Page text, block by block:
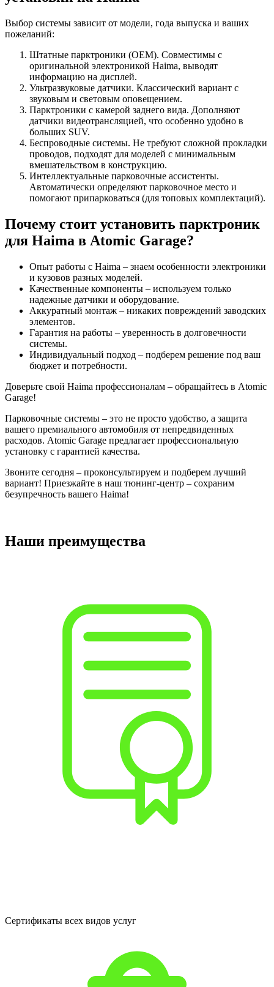
Выбор системы зависит от модели, года выпуска и ваших
пожеланий:
Штатные парктроники (OEM). Совместимы с
оригинальной электроникой Haima, выводят
информацию на дисплей.
Ультразвуковые датчики. Классический вариант с
звуковым и световым оповещением.
Парктроники с камерой заднего вида. Дополняют
датчики видеотрансляцией, что особенно удобно в
больших SUV.
Беспроводные системы. Не требуют сложной прокладки
проводов, подходят для моделей с минимальным
вмешательством в конструкцию.
Интеллектуальные парковочные ассистенты.
Автоматически определяют парковочное место и
помогают припарковаться (для топовых комплектаций).
Почему стоит установить парктроник
для Haima в Atomic Garage?
Опыт работы с Haima – знаем особенности электроники
и кузовов разных моделей.
Качественные компоненты – используем только
надежные датчики и оборудование.
Аккуратный монтаж – никаких повреждений заводских
элементов.
Гарантия на работы – уверенность в долговечности
системы.
Индивидуальный подход – подберем решение под ваш
бюджет и потребности.
Доверьте свой Haima профессионалам – обращайтесь в Atomic
Garage!
Парковочные системы – это не просто удобство, а защита
вашего премиального автомобиля от непредвиденных
расходов. Atomic Garage предлагает профессиональную
установку с гарантией качества.
Звоните сегодня – проконсультируем и подберем лучший
вариант! Приезжайте в наш тюнинг-центр – сохраним
безупречность вашего Haima!
Наши преимущества
Сертификаты всех видов услуг